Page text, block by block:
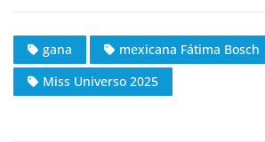
c
e
b
at
s
A
e
gr
a
gana
mexicana Fátima Bosch
Miss Universo 2025